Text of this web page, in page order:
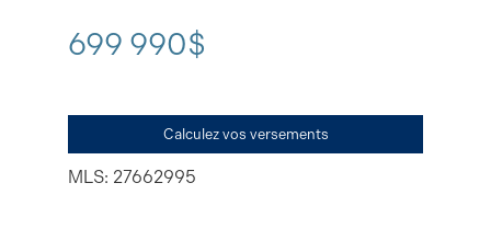
699 990$
Calculez vos versements
MLS: 27662995